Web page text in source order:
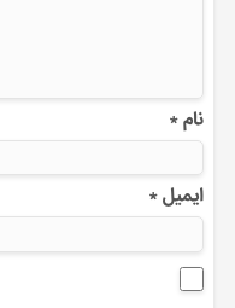
نام*
ایمیل*